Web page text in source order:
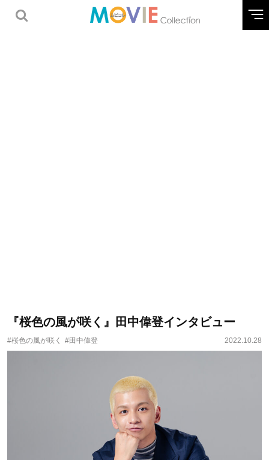
『桜色の風が咲く』田中偉登インタビュー
#桜色の風が咲く #田中偉登 2022.10.28